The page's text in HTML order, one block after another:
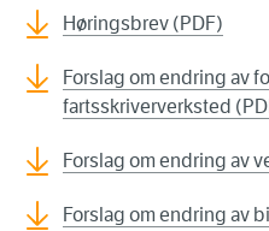
Høringsbrev (PDF)
Forslag om endring av
fartsskriververksted
Forslag om endring av
Forslag om endring av